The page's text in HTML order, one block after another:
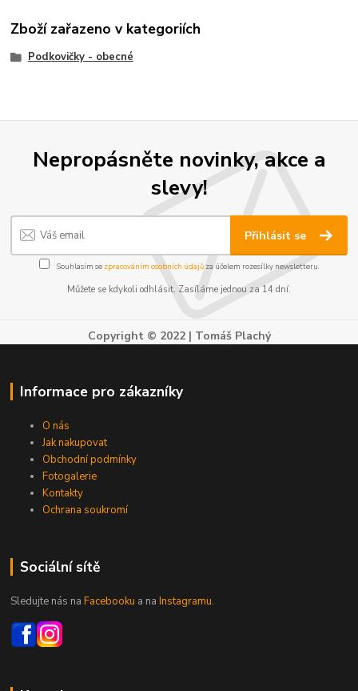
Zboží zařazeno v kategoriích
Podkovičky - obecné
Nepropásněte novinky, akce a
slevy!
Přihlásit se
Souhlasím se zpracováním osobních údajůza účelem rozesílky newsletteru.
Můžete se kdykoli odhlásit. Zasíláme jednou za 14 dní.
Copyright © 2022 | Tomáš Plachý
Informace pro zákazníky
O nás
Jak nakupovat
Obchodní podmínky
Fotogalerie
Kontakty
Ochrana soukromí
Sociální sítě
Sledujte nás naFacebooku a naInstagramu.